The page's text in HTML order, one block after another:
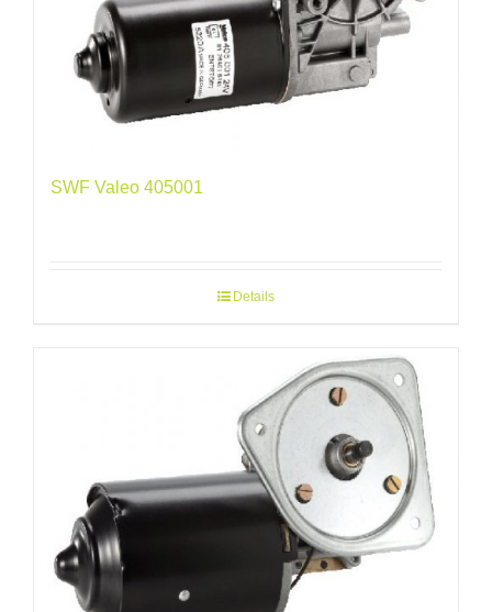
SWF Valeo 405001
Details